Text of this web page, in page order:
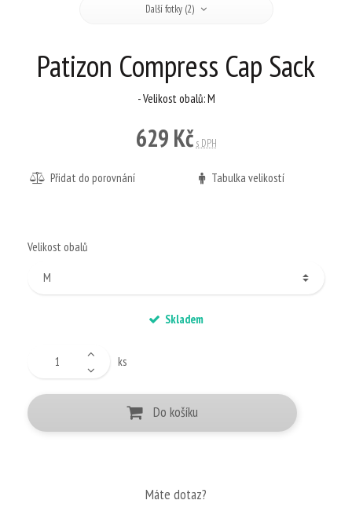
Další fotky (2)
Patizon Compress Cap Sack
- Velikost obalů: M
629 Kč s DPH
Přidat do porovnání Tabulka velikostí
Velikost obalů
Skladem
ks
Do košíku
Máte dotaz?